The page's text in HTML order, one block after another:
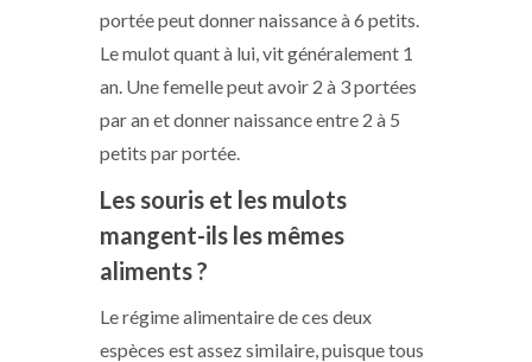
portée peut donner naissance à 6 petits.
Le mulot quant à lui, vit généralement 1
an. Une femelle peut avoir 2 à 3 portées
par an et donner naissance entre 2 à 5
petits par portée.
Les souris et les mulots
mangent-ils les mêmes
aliments ?
Le régime alimentaire de ces deux
espèces est assez similaire, puisque tous